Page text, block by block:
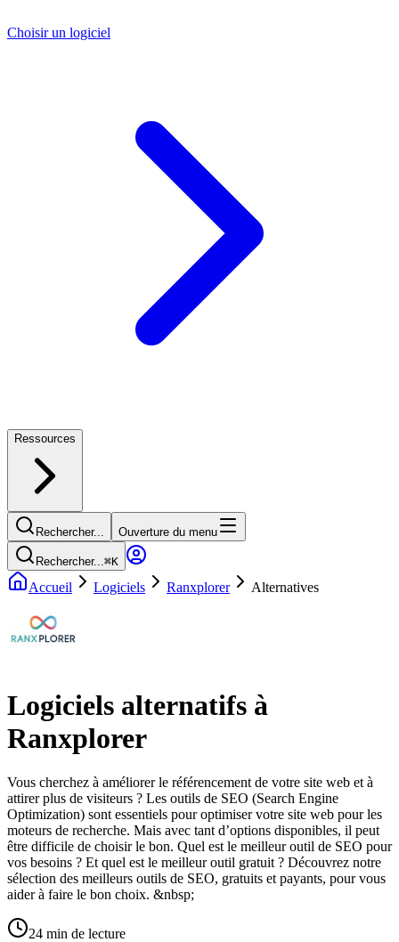
Choisir un logiciel
Ressources
Rechercher... Ouverture du menu
Rechercher...⌘K
Accueil Logiciels Ranxplorer Alternatives
Logiciels alternatifs à
Ranxplorer
Vous cherchez à améliorer le référencement de votre site web et à
attirer plus de visiteurs ? Les outils de SEO (Search Engine
Optimization) sont essentiels pour optimiser votre site web pour les
moteurs de recherche. Mais avec tant d’options disponibles, il peut
être difficile de choisir le bon. Quel est le meilleur outil de SEO pour
vos besoins ? Et quel est le meilleur outil gratuit ? Découvrez notre
sélection des meilleurs outils de SEO, gratuits et payants, pour vous
aider à faire le bon choix. &nbsp;
24 min de lecture